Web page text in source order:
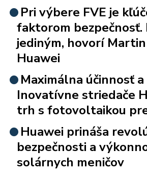
Pri výbere FVE je
faktorom bezpečnosť.
jediným, hovorí
Huawei
Maximálna účinnosť
Inovatívne striedače
trh s fotovoltaikou
Huawei prináša
bezpečnosti a
solárnych meničov